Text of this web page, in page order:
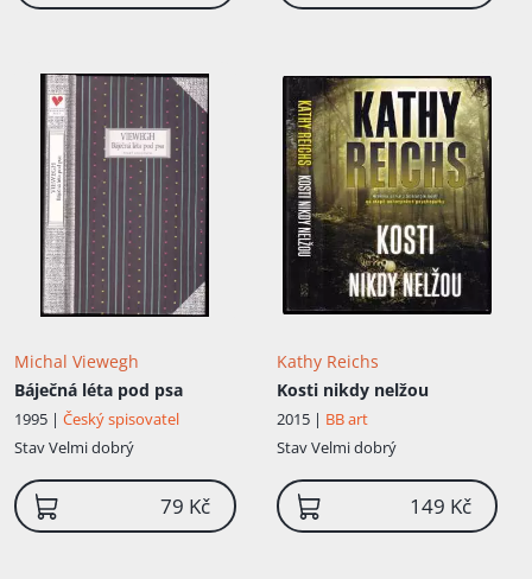
Michal Viewegh
Báječná léta pod psa
1995 | Český spisovatel
StavVelmi dobrý
79 Kč
Kathy Reichs
Kosti nikdy nelžou
2015 | BB art
StavVelmi dobrý
149 Kč